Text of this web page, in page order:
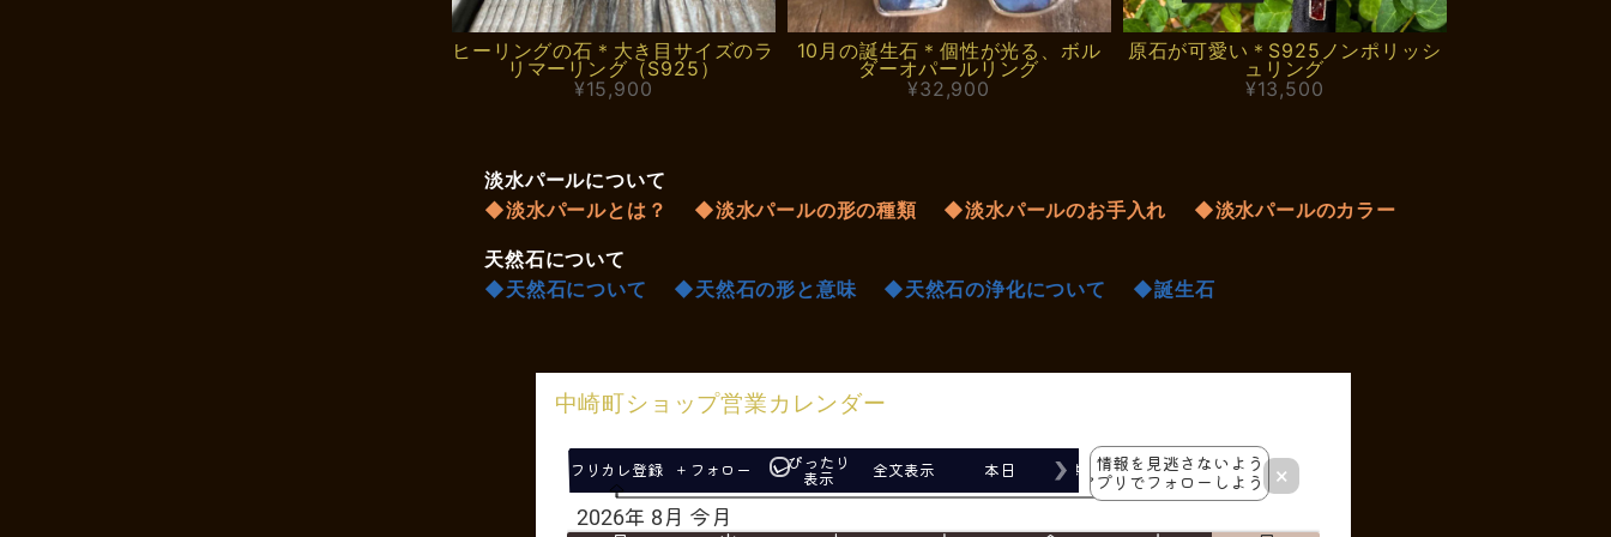
ヒーリングの石＊大き目サイズのラ
リマーリング（S925）
¥15,900
10月の誕生石＊個性が光る、ボル
ダーオパールリング
¥32,900
原石が可愛い＊S925ノンポリッシ
ュリング
¥13,500
淡水パールについて
◆淡水パールとは？
◆淡水パールの形の種類 ◆淡水パールのお手入れ ◆淡水パールのカラー
天然石について
◆天然石について
◆天然石の形と意味 ◆天然石の浄化について ◆誕生石
中崎町ショップ営業カレンダー